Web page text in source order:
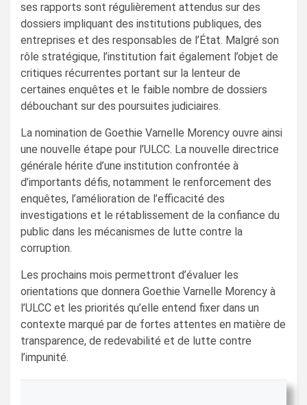
ses rapports sont régulièrement attendus sur des
dossiers impliquant des institutions publiques, des
entreprises et des responsables de l’État. Malgré son
rôle stratégique, l’institution fait également l’objet de
critiques récurrentes portant sur la lenteur de
certaines enquêtes et le faible nombre de dossiers
débouchant sur des poursuites judiciaires.
La nomination de Goethie Varnelle Morency ouvre ainsi
une nouvelle étape pour l’ULCC. La nouvelle directrice
générale hérite d’une institution confrontée à
d’importants défis, notamment le renforcement des
enquêtes, l’amélioration de l’efficacité des
investigations et le rétablissement de la confiance du
public dans les mécanismes de lutte contre la
corruption.
Les prochains mois permettront d’évaluer les
orientations que donnera Goethie Varnelle Morency à
l’ULCC et les priorités qu’elle entend fixer dans un
contexte marqué par de fortes attentes en matière de
transparence, de redevabilité et de lutte contre
l’impunité.